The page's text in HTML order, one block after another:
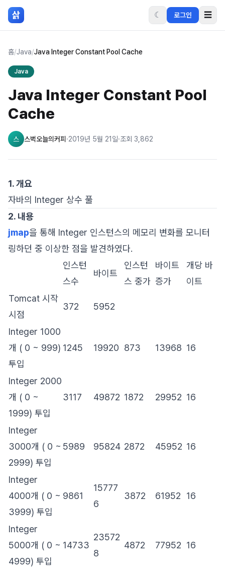
본문 바로가기
삵 ☾ 로그인 ☰
홈/Java/Java Integer Constant Pool Cache
Java
Java Integer Constant Pool
Cache
스 스벅오늘의커피 ·2019년 5월 21일·조회 3,862
1. 개요
자바의 Integer 상수 풀
2. 내용
jmap을 통해 Integer 인스턴스의 메모리 변화를 모니터
링하던 중 이상한 점을 발견하였다.
인스턴
스수
바이트
인스턴
스 중가
바이트
증가
개당 바
이트
Tomcat 시작
시점
372 5952
Integer 1000
개 ( 0 ~ 999)
투입
1245 19920 873 13968 16
Integer 2000
개 ( 0 ~
1999) 투입
3117 49872 1872 29952 16
Integer
3000개 ( 0 ~
2999) 투입
5989 95824 2872 45952 16
Integer
4000개 ( 0 ~
3999) 투입
9861
15777
6
3872 61952 16
Integer
5000개 ( 0 ~
4999) 투입
14733
23572
8
4872 77952 16